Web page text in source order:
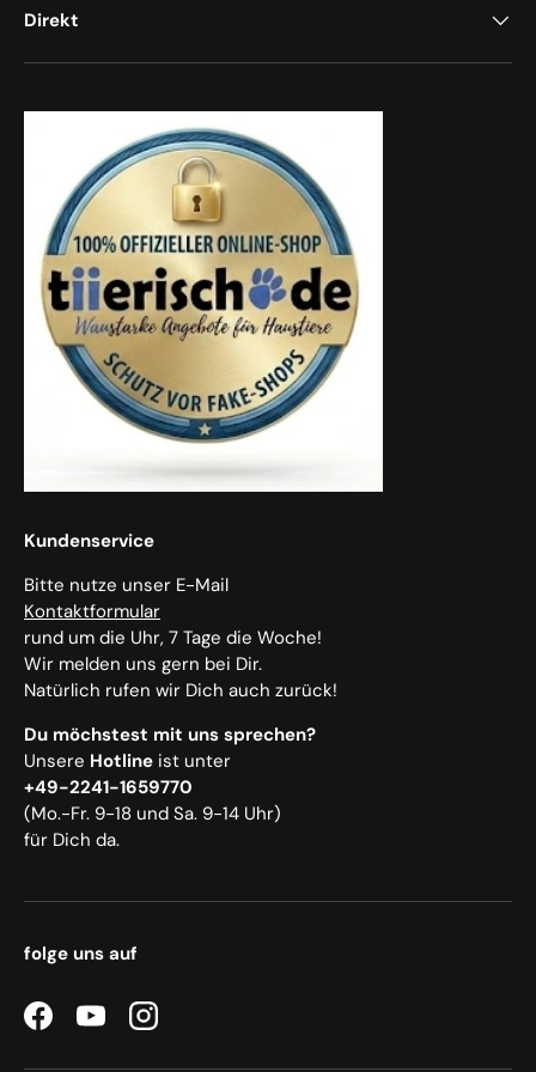
Direkt
Kundenservice
Bitte nutze unser E-Mail
Kontaktformular
rund um die Uhr, 7 Tage die Woche!
Wir melden uns gern bei Dir.
Natürlich rufen wir Dich auch zurück!
Du möchstest mit uns sprechen?
Unsere Hotline ist unter
+49-2241-1659770
(Mo.-Fr. 9-18 und Sa. 9-14 Uhr)
für Dich da.
folge uns auf
FacebookYouTubeInstagram